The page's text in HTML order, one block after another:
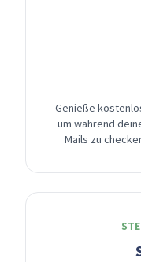
Genieße
um während
Mails zu